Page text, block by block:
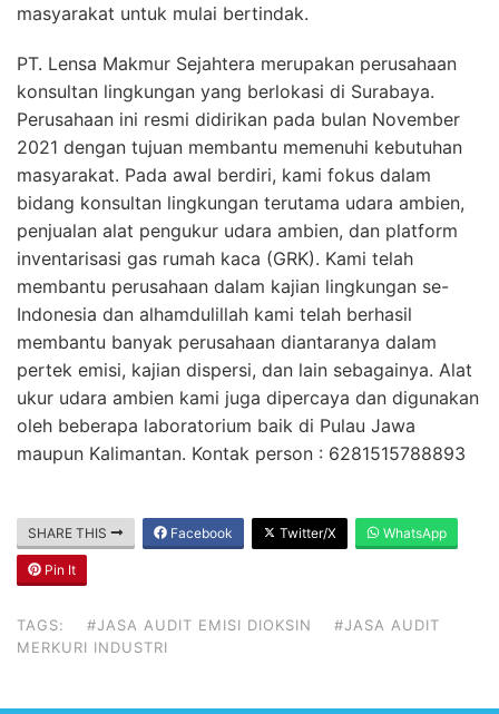
masyarakat untuk mulai bertindak.
PT. Lensa Makmur Sejahtera merupakan perusahaan
konsultan lingkungan yang berlokasi di Surabaya.
Perusahaan ini resmi didirikan pada bulan November
2021 dengan tujuan membantu memenuhi kebutuhan
masyarakat. Pada awal berdiri, kami fokus dalam
bidang konsultan lingkungan terutama udara ambien,
penjualan alat pengukur udara ambien, dan platform
inventarisasi gas rumah kaca (GRK). Kami telah
membantu perusahaan dalam kajian lingkungan se-
Indonesia dan alhamdulillah kami telah berhasil
membantu banyak perusahaan diantaranya dalam
pertek emisi, kajian dispersi, dan lain sebagainya. Alat
ukur udara ambien kami juga dipercaya dan digunakan
oleh beberapa laboratorium baik di Pulau Jawa
maupun Kalimantan. Kontak person : 6281515788893
SHARE THIS Facebook Twitter/X WhatsApp
Pin It
TAGS: #JASA AUDIT EMISI DIOKSIN
#JASA AUDIT
MERKURI INDUSTRI